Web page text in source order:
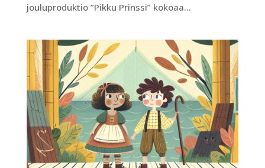
jouluproduktio ”Pikku Prinssi” kokoaa...